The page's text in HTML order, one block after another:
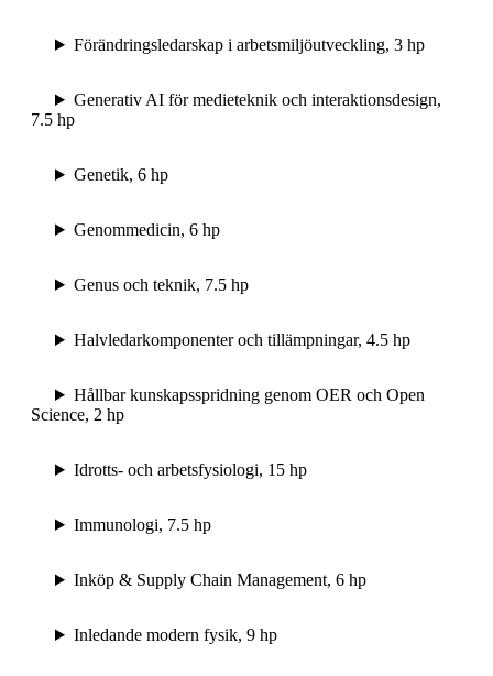
Förändringsledarskap i arbetsmiljöutveckling, 3 hp
Generativ AI för medieteknik och interaktionsdesign,
7.5 hp
Genetik, 6 hp
Genommedicin, 6 hp
Genus och teknik, 7.5 hp
Halvledarkomponenter och tillämpningar, 4.5 hp
Hållbar kunskapsspridning genom OER och Open
Science, 2 hp
Idrotts- och arbetsfysiologi, 15 hp
Immunologi, 7.5 hp
Inköp & Supply Chain Management, 6 hp
Inledande modern fysik, 9 hp